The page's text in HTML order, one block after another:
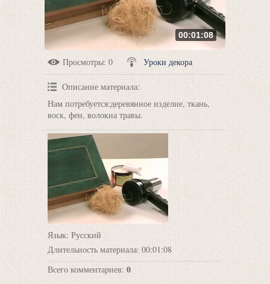
00:01:08
Просмотры: 0 Уроки декора
Описание материала:
Нам потребуется:деревянное изделие, ткань,
воск, фен, волокна травы.
Язык: Русский
Длительность материала: 00:01:08
Всего комментариев:0